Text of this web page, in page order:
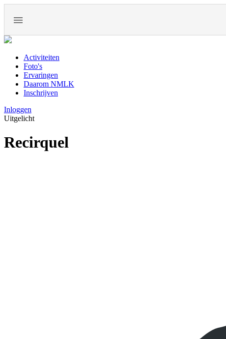
Activiteiten
Foto's
Ervaringen
Daarom NMLK
Inschrijven
Inloggen
Uitgelicht
Recirquel